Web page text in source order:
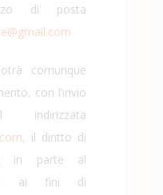
di posta
comunque
con l’invio
, il diritto di
in parte al
ai fini di